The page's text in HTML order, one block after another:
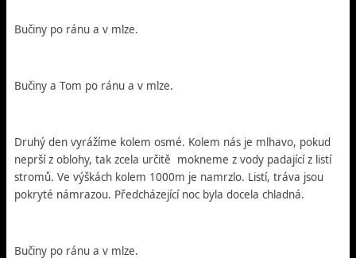
Bučiny po ránu a v mlze.
Bučiny a Tom po ránu a v mlze.
Druhý den vyrážíme kolem osmé. Kolem nás je mlhavo, pokud
neprší z oblohy, tak zcela určitě mokneme z vody padající z listí
stromů. Ve výškách kolem 1000m je namrzlo. Listí, tráva jsou
pokryté námrazou. Předcházející noc byla docela chladná.
Bučiny po ránu a v mlze.